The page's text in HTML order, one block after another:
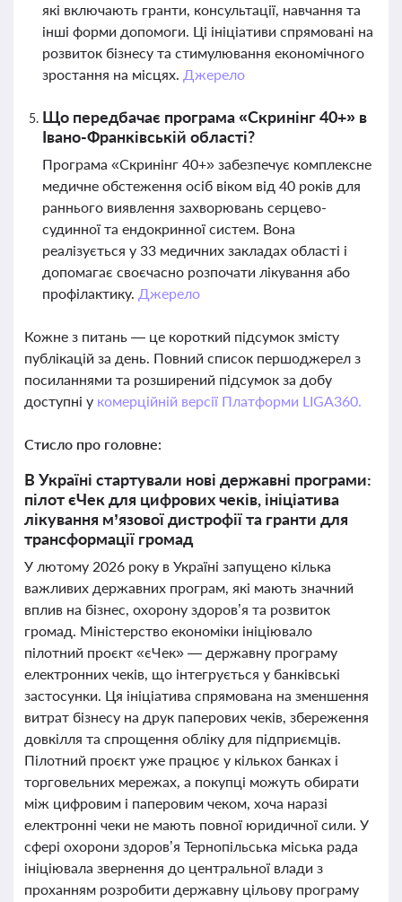
які включають гранти, консультації, навчання та
інші форми допомоги. Ці ініціативи спрямовані на
розвиток бізнесу та стимулювання економічного
зростання на місцях. Джерело
Що передбачає програма «Скринінг 40+» в
Івано-Франківській області?
Програма «Скринінг 40+» забезпечує комплексне
медичне обстеження осіб віком від 40 років для
раннього виявлення захворювань серцево-
судинної та ендокринної систем. Вона
реалізується у 33 медичних закладах області і
допомагає своєчасно розпочати лікування або
профілактику. Джерело
Кожне з питань — це короткий підсумок змісту
публікацій за день. Повний список першоджерел з
посиланнями та розширений підсумок за добу
доступні у комерційній версії Платформи LIGA360.
Стисло про головне:
В Україні стартували нові державні програми:
пілот єЧек для цифрових чеків, ініціатива
лікування м’язової дистрофії та гранти для
трансформації громад
У лютому 2026 року в Україні запущено кілька
важливих державних програм, які мають значний
вплив на бізнес, охорону здоров’я та розвиток
громад. Міністерство економіки ініціювало
пілотний проєкт «єЧек» — державну програму
електронних чеків, що інтегрується у банківські
застосунки. Ця ініціатива спрямована на зменшення
витрат бізнесу на друк паперових чеків, збереження
довкілля та спрощення обліку для підприємців.
Пілотний проєкт уже працює у кількох банках і
торговельних мережах, а покупці можуть обирати
між цифровим і паперовим чеком, хоча наразі
електронні чеки не мають повної юридичної сили. У
сфері охорони здоров’я Тернопільська міська рада
ініціювала звернення до центральної влади з
проханням розробити державну цільову програму